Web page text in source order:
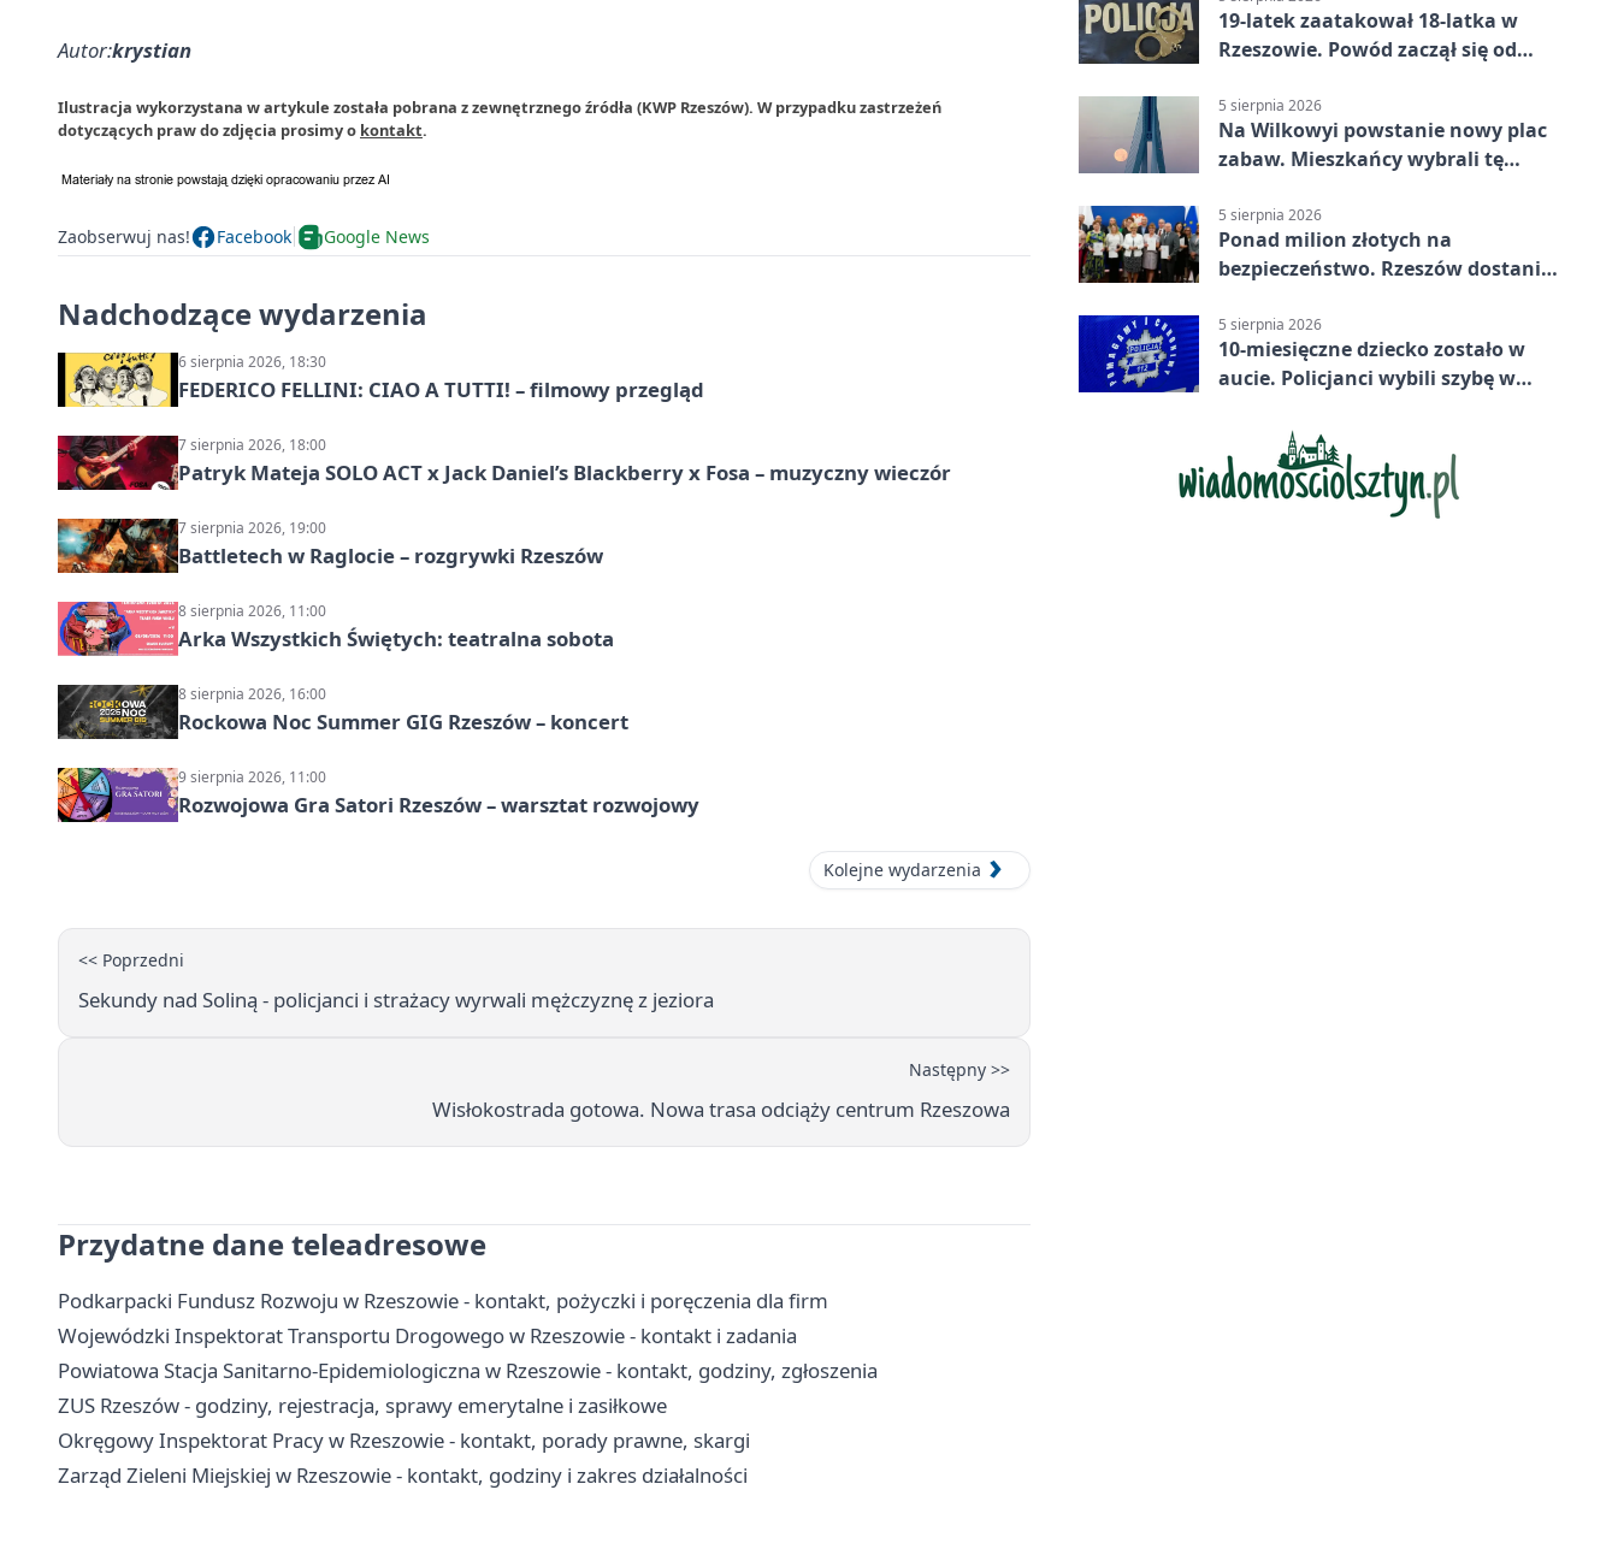
Autor:krystian
Ilustracja wykorzystana w artykule została pobrana z zewnętrznego źródła (KWP Rzeszów). W przypadku zastrzeżeń
dotyczących praw do zdjęcia prosimy o kontakt.
Zaobserwuj nas! Facebook Google News
Nadchodzące wydarzenia
6 sierpnia 2026, 18:30
FEDERICO FELLINI: CIAO A TUTTI! – filmowy przegląd
7 sierpnia 2026, 18:00
Patryk Mateja SOLO ACT x Jack Daniel’s Blackberry x Fosa – muzyczny wieczór
7 sierpnia 2026, 19:00
Battletech w Raglocie – rozgrywki Rzeszów
8 sierpnia 2026, 11:00
Arka Wszystkich Świętych: teatralna sobota
8 sierpnia 2026, 16:00
Rockowa Noc Summer GIG Rzeszów – koncert
9 sierpnia 2026, 11:00
Rozwojowa Gra Satori Rzeszów – warsztat rozwojowy
Kolejne wydarzenia
<< Poprzedni
Sekundy nad Soliną - policjanci i strażacy wyrwali mężczyznę z jeziora
Następny >>
Wisłokostrada gotowa. Nowa trasa odciąży centrum Rzeszowa
Przydatne dane teleadresowe
Podkarpacki Fundusz Rozwoju w Rzeszowie - kontakt, pożyczki i poręczenia dla firm
Wojewódzki Inspektorat Transportu Drogowego w Rzeszowie - kontakt i zadania
Powiatowa Stacja Sanitarno-Epidemiologiczna w Rzeszowie - kontakt, godziny, zgłoszenia
ZUS Rzeszów - godziny, rejestracja, sprawy emerytalne i zasiłkowe
Okręgowy Inspektorat Pracy w Rzeszowie - kontakt, porady prawne, skargi
Zarząd Zieleni Miejskiej w Rzeszowie - kontakt, godziny i zakres działalności
19-latek zaatakował 18-latka w
Rzeszowie. Powód zaczął się od
5 sierpnia 2026
Na Wilkowyi powstanie nowy plac
zabaw. Mieszkańcy wybrali tę
5 sierpnia 2026
Ponad milion złotych na
bezpieczeństwo. Rzeszów dostanie
5 sierpnia 2026
10-miesięczne dziecko zostało w
aucie. Policjanci wybili szybę w